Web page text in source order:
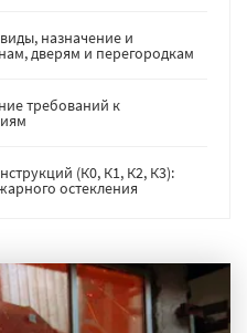
назначение и
дверям и перегородкам
требований к
(К0, К1, К2, К3):
остекления